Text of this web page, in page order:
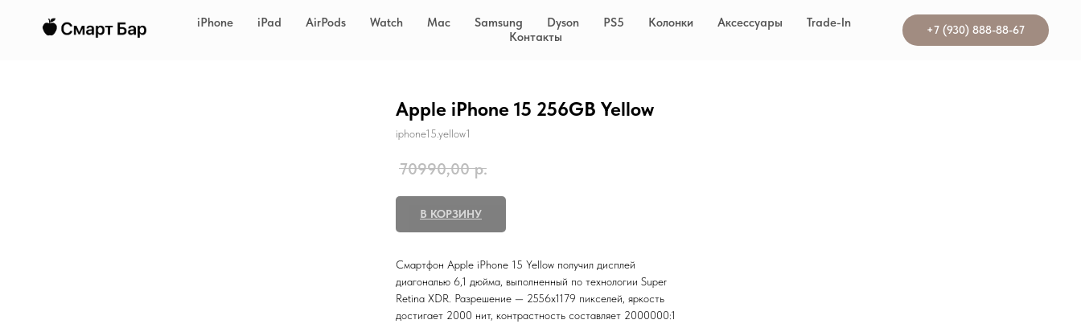
iPhone iPad AirPods Watch Mac Samsung Dyson PS5 Колонки Аксессуары
Trade-In
Контакты
+7 (930) 888-88-67
Apple iPhone 15 256GB Yellow
iphone15.yellow1
70990,00 р.
В КОРЗИНУ
Смартфон Apple iPhone 15 Yellow получил дисплей
диагональю 6,1 дюйма, выполненный по технологии Super
Retina XDR. Разрешение — 2556x1179 пикселей, яркость
достигает 2000 нит, контрастность составляет 2000000:1